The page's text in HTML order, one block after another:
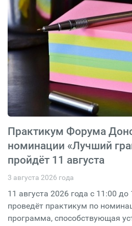
Практикум Форума
номинации «Лучший
пройдёт 11 августа
3 августа 2026 года
11 августа 2026 года с 11:00
проведёт практикум по
программа, способствующая